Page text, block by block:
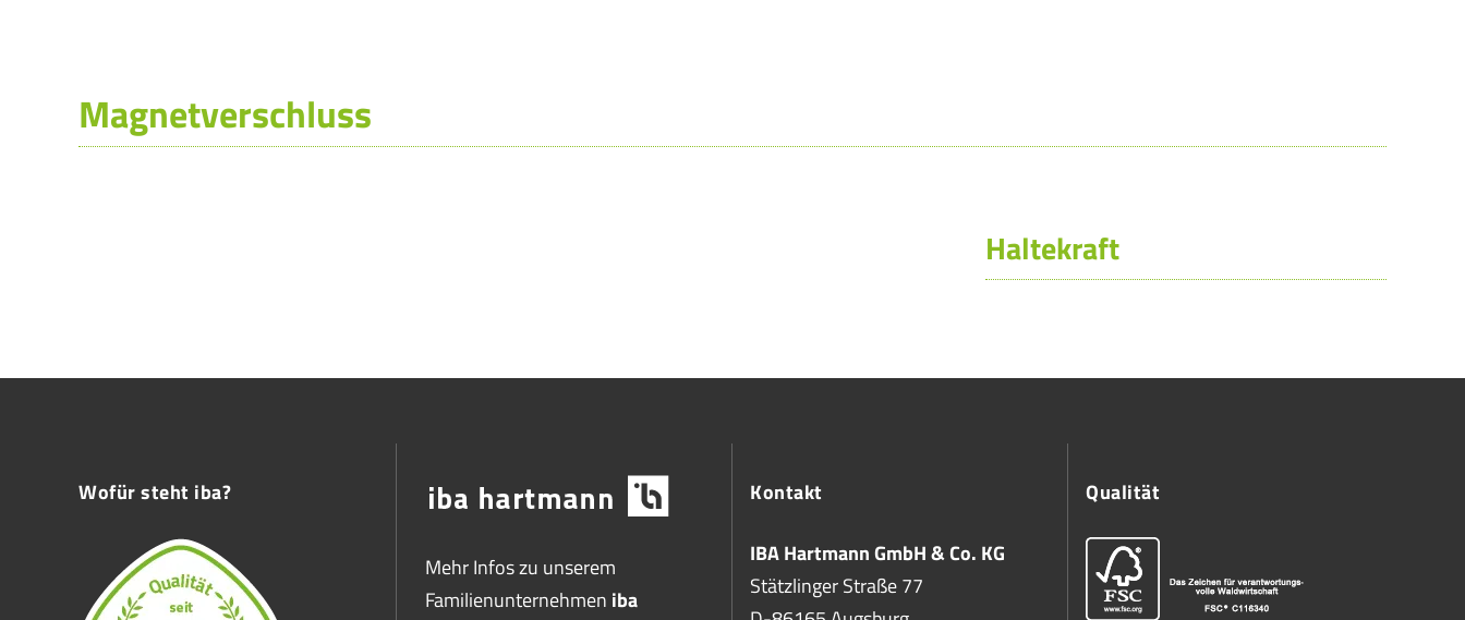
Magnetverschluss
Haltekraft
Wofür steht iba?
Mehr Infos zu unserem
Familienunternehmen iba
Kontakt
IBA Hartmann GmbH & Co. KG
Stätzlinger Straße 77
Qualität